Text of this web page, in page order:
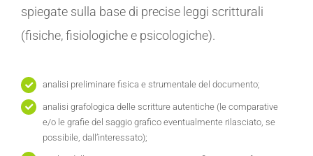
spiegate sulla base di precise leggi scritturali
(fisiche, fisiologiche e psicologiche).
analisi preliminare fisica e strumentale del documento;
analisi grafologica delle scritture autentiche (le comparative
e/o le grafie del saggio grafico eventualmente rilasciato, se
possibile, dall’interessato);